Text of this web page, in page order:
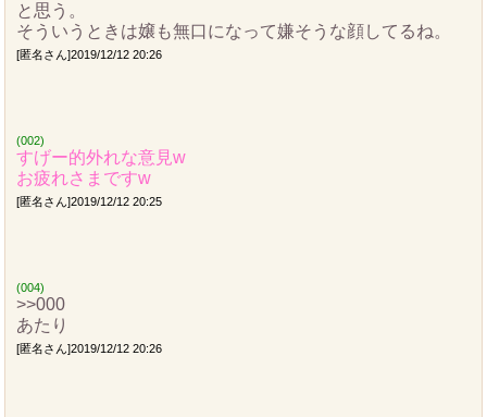
と思う。
そういうときは嬢も無口になって嫌そうな顔してるね。
[匿名さん]2019/12/12 20:26
(002)
すげー的外れな意見w
お疲れさまですw
[匿名さん]2019/12/12 20:25
(004)
>>000
あたり
[匿名さん]2019/12/12 20:26